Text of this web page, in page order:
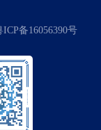
ICP备16056390号